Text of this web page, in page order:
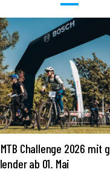
Challenge 2026 mit
ab 01. Mai